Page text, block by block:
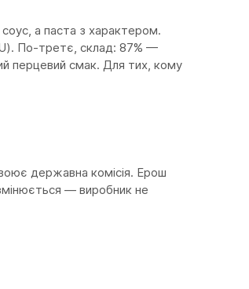
а паста з характером.
По-третє, склад: 87% —
перцевий смак. Для тих, кому
державна комісія. Ерош
— виробник не